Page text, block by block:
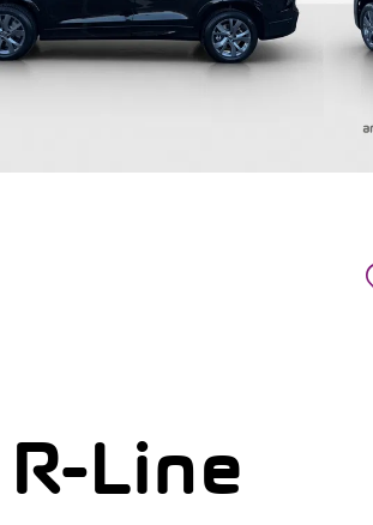
Line